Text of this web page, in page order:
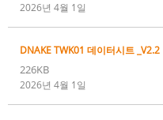
2026년 4월 1일
DNAKE TWK01 데이터시트 _V2.2
226KB
2026년 4월 1일